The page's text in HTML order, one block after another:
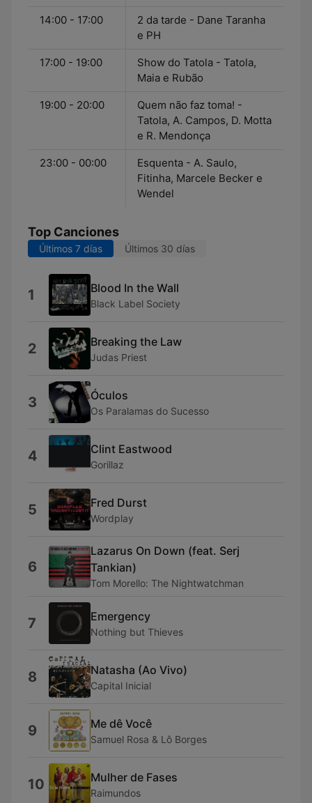
14:00 - 17:00
2 da tarde - Dane Taranha
e PH
17:00 - 19:00
Show do Tatola - Tatola,
Maia e Rubão
19:00 - 20:00
Quem não faz toma! -
Tatola, A. Campos, D. Motta
e R. Mendonça
23:00 - 00:00
Esquenta - A. Saulo,
Fitinha, Marcele Becker e
Wendel
Top Canciones
Últimos 7 días Últimos 30 días
1 Blood In the Wall
Black Label Society
2 Breaking the Law
Judas Priest
3 Óculos
Os Paralamas do Sucesso
4 Clint Eastwood
Gorillaz
5 Fred Durst
Wordplay
6
Lazarus On Down (feat. Serj
Tankian)
Tom Morello: The Nightwatchman
7 Emergency
Nothing but Thieves
8 Natasha (Ao Vivo)
Capital Inicial
9 Me dê Você
Samuel Rosa & Lô Borges
10 Mulher de Fases
Raimundos